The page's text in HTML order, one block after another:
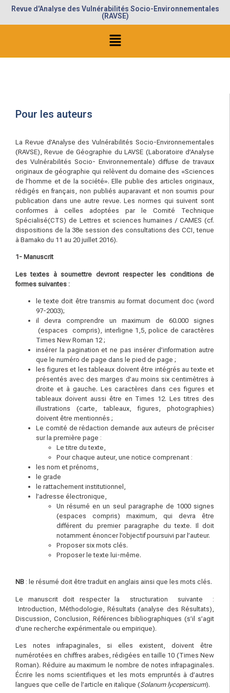
Revue d'Analyse des Vulnérabilités Socio-Environnementales
(RAVSE)
Pour les auteurs
La Revue d’Analyse des Vulnérabilités Socio-Environnementales
(RAVSE), Revue de Géographie du LAVSE (Laboratoire d’Analyse
des Vulnérabilités Socio- Environnementale) diffuse de travaux
originaux de géographie qui relèvent du domaine des «Sciences
de l’homme et de la société». Elle publie des articles originaux,
rédigés en français, non publiés auparavant et non soumis pour
publication dans une autre revue. Les normes qui suivent sont
conformes à celles adoptées par le Comité Technique
Spécialisé(CTS) de Lettres et sciences humaines / CAMES (cf.
dispositions de la 38e session des consultations des CCI, tenue
à Bamako du 11 au 20 juillet 2016).
1- Manuscrit
Les textes à soumettre devront respecter les conditions de
formes suivantes :
le texte doit être transmis au format document doc (word
97-2003);
il devra comprendre un maximum de 60.000 signes
(espaces compris), interligne 1,5, police de caractères
Times New Roman 12 ;
insérer la pagination et ne pas insérer d’information autre
que le numéro de page dans le pied de page ;
les figures et les tableaux doivent être intégrés au texte et
présentés avec des marges d’au moins six centimètres à
droite et à gauche. Les caractères dans ces figures et
tableaux doivent aussi être en Times 12. Les titres des
illustrations (carte, tableaux, figures, photographies)
doivent être mentionnés ;
Le comité de rédaction demande aux auteurs de préciser
sur la première page :
Le titre du texte,
Pour chaque auteur, une notice comprenant :
les nom et prénoms,
le grade
le rattachement institutionnel,
l’adresse électronique,
Un résumé en un seul paragraphe de 1000 signes
(espaces compris) maximum, qui devra être
différent du premier paragraphe du texte. Il doit
notamment énoncer l’objectif poursuivi par l’auteur.
Proposer six mots clés.
Proposer le texte lui-même.
NB : le résumé doit être traduit en anglais ainsi que les mots clés.
Le manuscrit doit respecter la structuration suivante :
Introduction, Méthodologie, Résultats (analyse des Résultats),
Discussion, Conclusion, Références bibliographiques (s’il s’agit
d’une recherche expérimentale ou empirique).
Les notes infrapaginales, si elles existent, doivent être
numérotées en chiffres arabes, rédigées en taille 10 (Times New
Roman). Réduire au maximum le nombre de notes infrapaginales.
Écrire les noms scientifiques et les mots empruntés à d’autres
langues que celle de l’article en italique (Solanum lycopersicum).